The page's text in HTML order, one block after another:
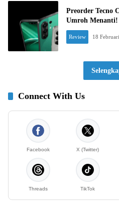
Preorder Tecno
Umroh Menanti!
Review 18
Connect With Us
Facebook X (Twitter)
Threads TikTok